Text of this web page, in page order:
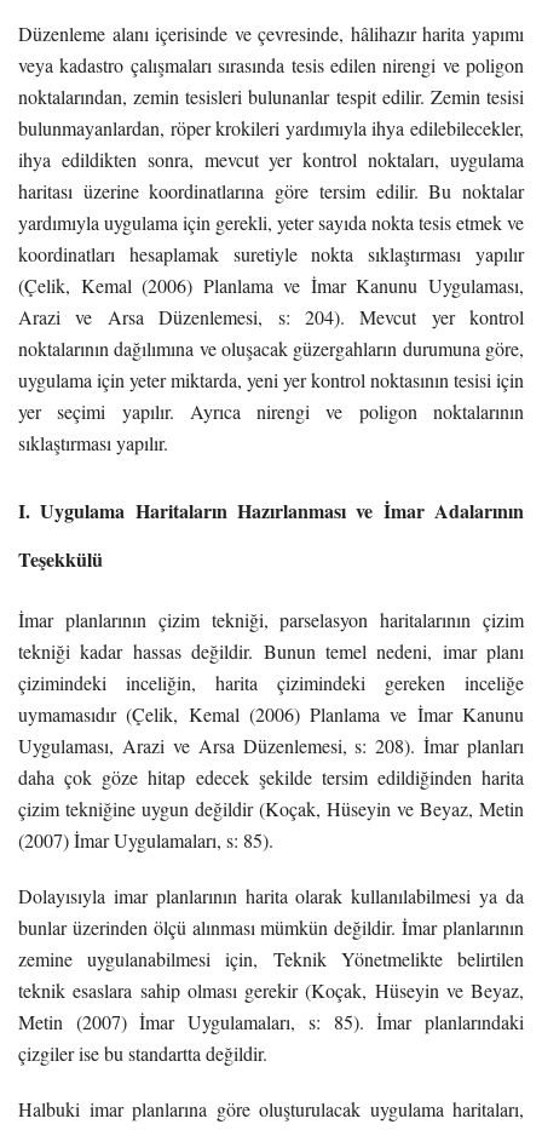
Düzenleme alanı içerisinde ve çevresinde, hâlihazır harita yapımı
veya kadastro çalışmaları sırasında tesis edilen nirengi ve poligon
noktalarından, zemin tesisleri bulunanlar tespit edilir. Zemin tesisi
bulunmayanlardan, röper krokileri yardımıyla ihya edilebilecekler,
ihya edildikten sonra, mevcut yer kontrol noktaları, uygulama
haritası üzerine koordinatlarına göre tersim edilir. Bu noktalar
yardımıyla uygulama için gerekli, yeter sayıda nokta tesis etmek ve
koordinatları hesaplamak suretiyle nokta sıklaştırması yapılır
(Çelik, Kemal (2006) Planlama ve İmar Kanunu Uygulaması,
Arazi ve Arsa Düzenlemesi, s: 204). Mevcut yer kontrol
noktalarının dağılımına ve oluşacak güzergahların durumuna göre,
uygulama için yeter miktarda, yeni yer kontrol noktasının tesisi için
yer seçimi yapılır. Ayrıca nirengi ve poligon noktalarının
sıklaştırması yapılır.
I.Uygulama Haritaların Hazırlanması ve İmar Adalarının
Teşekkülü
İmar planlarının çizim tekniği, parselasyon haritalarının çizim
tekniği kadar hassas değildir. Bunun temel nedeni, imar planı
çizimindeki inceliğin, harita çizimindeki gereken inceliğe
uymamasıdır (Çelik, Kemal (2006) Planlama ve İmar Kanunu
Uygulaması, Arazi ve Arsa Düzenlemesi, s: 208). İmar planları
daha çok göze hitap edecek şekilde tersim edildiğinden harita
çizim tekniğine uygun değildir (Koçak, Hüseyin ve Beyaz, Metin
(2007) İmar Uygulamaları, s: 85).
Dolayısıyla imar planlarının harita olarak kullanılabilmesi ya da
bunlar üzerinden ölçü alınması mümkün değildir. İmar planlarının
zemine uygulanabilmesi için, Teknik Yönetmelikte belirtilen
teknik esaslara sahip olması gerekir (Koçak, Hüseyin ve Beyaz,
Metin (2007) İmar Uygulamaları, s: 85). İmar planlarındaki
çizgiler ise bu standartta değildir.
Halbuki imar planlarına göre oluşturulacak uygulama haritaları,